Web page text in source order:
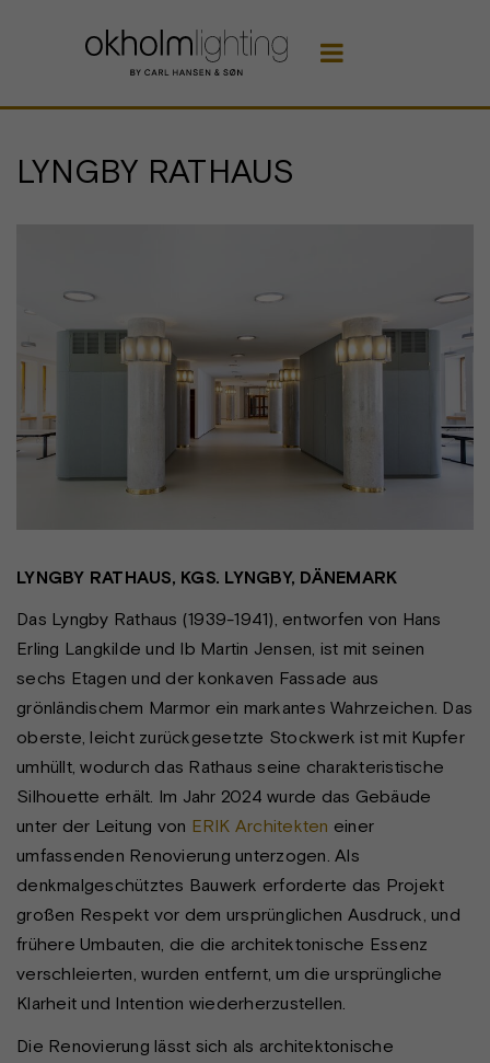

LYNGBY RATHAUS
LYNGBY RATHAUS, KGS. LYNGBY, DÄNEMARK
Das Lyngby Rathaus (1939-1941), entworfen von Hans
Erling Langkilde und Ib Martin Jensen, ist mit seinen
sechs Etagen und der konkaven Fassade aus
grönländischem Marmor ein markantes Wahrzeichen. Das
oberste, leicht zurückgesetzte Stockwerk ist mit Kupfer
umhüllt, wodurch das Rathaus seine charakteristische
Silhouette erhält. Im Jahr 2024 wurde das Gebäude
unter der Leitung von ERIK Architekten einer
umfassenden Renovierung unterzogen. Als
denkmalgeschütztes Bauwerk erforderte das Projekt
großen Respekt vor dem ursprünglichen Ausdruck, und
frühere Umbauten, die die architektonische Essenz
verschleierten, wurden entfernt, um die ursprüngliche
Klarheit und Intention wiederherzustellen.
Die Renovierung lässt sich als architektonische